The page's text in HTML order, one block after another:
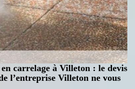
carrelage à Villeton : le devis
l’entreprise Villeton ne vous